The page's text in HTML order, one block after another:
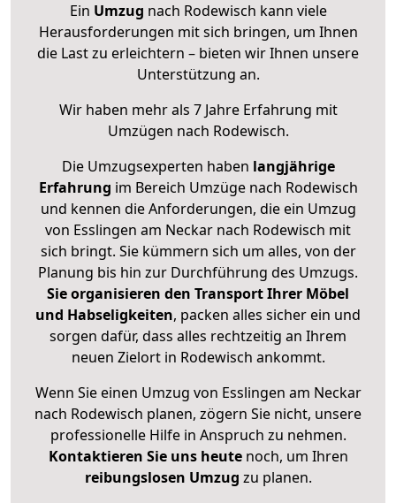
Ein Umzug nach Rodewisch kann viele
Herausforderungen mit sich bringen, um Ihnen
die Last zu erleichtern – bieten wir Ihnen unsere
Unterstützung an.
Wir haben mehr als 7 Jahre Erfahrung mit
Umzügen nach Rodewisch.
Die Umzugsexperten haben langjährige
Erfahrung im Bereich Umzüge nach Rodewisch
und kennen die Anforderungen, die ein Umzug
von Esslingen am Neckar nach Rodewisch mit
sich bringt. Sie kümmern sich um alles, von der
Planung bis hin zur Durchführung des Umzugs.
Sie organisieren den Transport Ihrer Möbel
und Habseligkeiten, packen alles sicher ein und
sorgen dafür, dass alles rechtzeitig an Ihrem
neuen Zielort in Rodewisch ankommt.
Wenn Sie einen Umzug von Esslingen am Neckar
nach Rodewisch planen, zögern Sie nicht, unsere
professionelle Hilfe in Anspruch zu nehmen.
Kontaktieren Sie uns heutenoch, um Ihren
reibungslosen Umzug zu planen.